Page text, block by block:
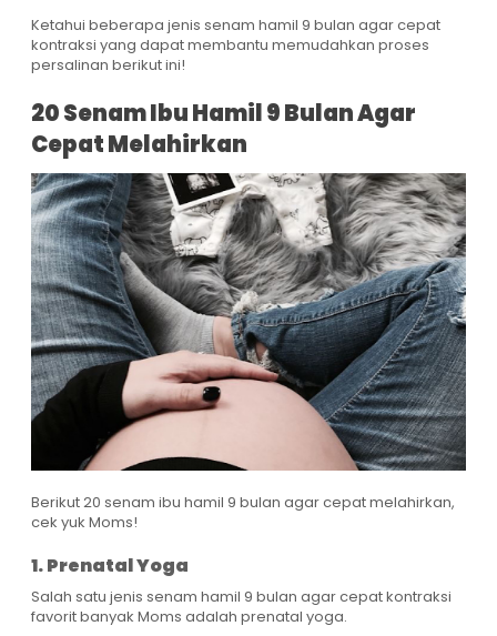
Ketahui beberapa jenis senam hamil 9 bulan agar cepat
kontraksi yang dapat membantu memudahkan proses
persalinan berikut ini!
20 Senam Ibu Hamil 9 Bulan Agar
Cepat Melahirkan
Berikut 20 senam ibu hamil 9 bulan agar cepat melahirkan,
cek yuk Moms!
1. Prenatal Yoga
Salah satu jenis senam hamil 9 bulan agar cepat kontraksi
favorit banyak Moms adalah prenatal yoga.